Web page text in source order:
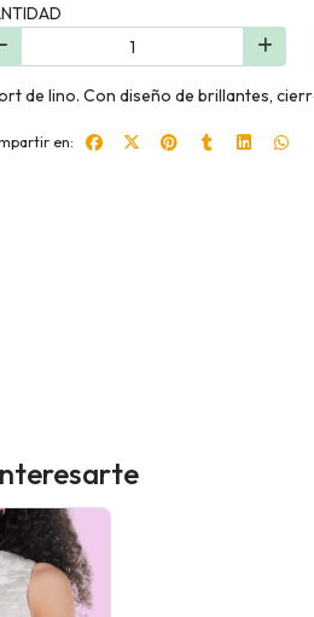
de lino. Con diseño de brillantes,
en: